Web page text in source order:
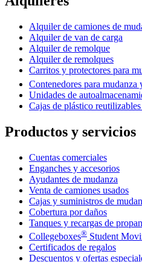
Alquiler de camiones de
Alquiler de van de carga
Alquiler de remolque
Alquiler de remolques
Carritos y protectores para
Contenedores para mudanza
Unidades de
Cajas de plástico
Productos y servicios
Cuentas comerciales
Enganches y accesorios
Ayudantes de mudanza
Venta de camiones usados
Cajas y suministros de
Cobertura por daños
Tanques y recargas de
Collegeboxes® Student
Certificados de regalos
Descuentos y ofertas